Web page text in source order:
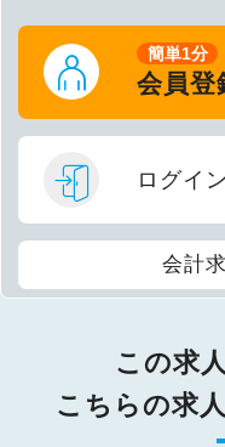
簡単1分
会員登
ログイン
会計
この求
こちらの求